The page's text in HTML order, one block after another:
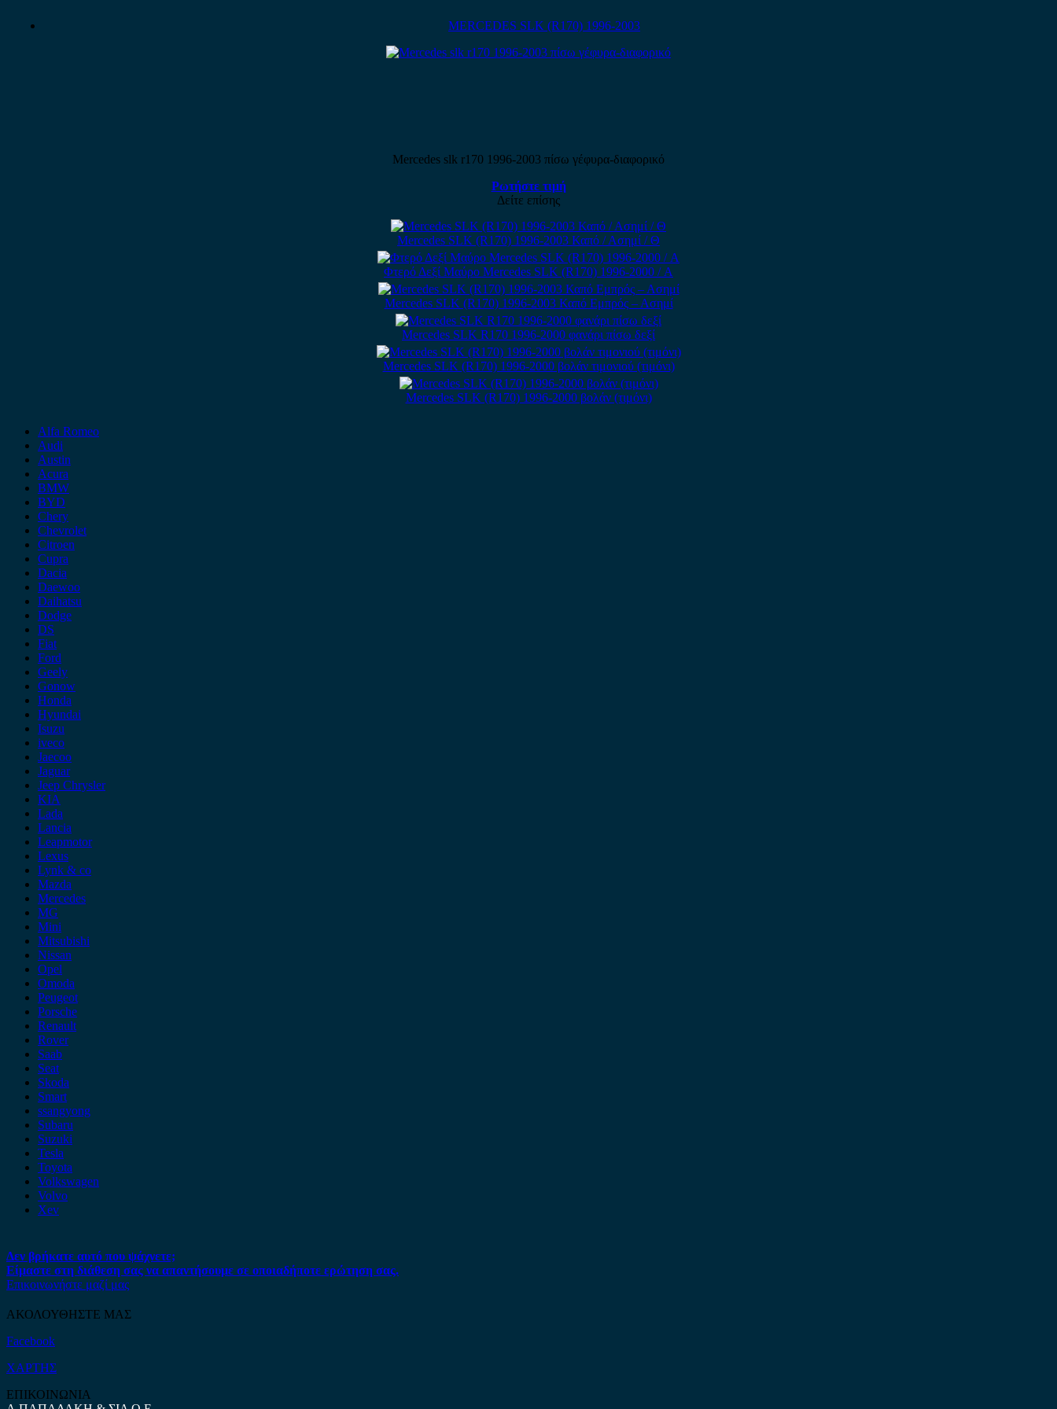
MERCEDES SLK (R170) 1996-2003
Mercedes slk r170 1996-2003 πίσω γέφυρα-διαφορικό
Ρωτήστε τιμή
Δείτε επίσης
Mercedes SLK (R170) 1996-2003 Καπό / Ασημί / Θ
Φτερό Δεξί Μαύρο Mercedes SLK (R170) 1996-2000 / Α
Mercedes SLK (R170) 1996-2003 Καπό Εμπρός – Ασημί
Mercedes SLK R170 1996-2000 φανάρι πίσω δεξί
Mercedes SLK (R170) 1996-2000 βολάν τιμονιού (τιμόνι)
Mercedes SLK (R170) 1996-2000 βολάν (τιμόνι)
Alfa Romeo
Audi
Austin
Acura
BMW
BYD
Chery
Chevrolet
Citroen
Cupra
Dacia
Daewoo
Daihatsu
Dodge
DS
Fiat
Ford
Geely
Gonow
Honda
Hyundai
Isuzu
iveco
Jaecoo
Jaguar
Jeep Chrysler
KIA
Lada
Lancia
Leapmotor
Lexus
Lynk & co
Mazda
Mercedes
MG
Mini
Mitsubishi
Nissan
Opel
Omoda
Peugeot
Porsche
Renault
Rover
Saab
Seat
Skoda
Smart
ssangyong
Subaru
Suzuki
Tesla
Toyota
Volkswagen
Volvo
Xev
Δεν βρήκατε αυτό που ψάχνετε;
Είμαστε στη διάθεση σας να απαντήσουμε σε οποιαδήποτε ερώτηση σας.
Επικοινωνήστε μαζί μας
ΑΚΟΛΟΥΘΗΣΤΕ ΜΑΣ
Facebook
ΧΑΡΤΗΣ
ΕΠΙΚΟΙΝΩΝΙΑ